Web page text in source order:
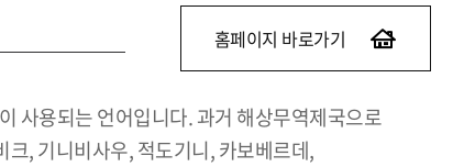
홈페이지 바로가기
사용되는 언어입니다. 과거 해상무역제국으로
, 기니비사우, 적도기니, 카보베르데,